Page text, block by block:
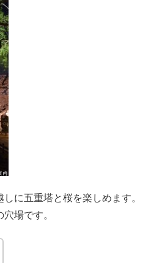
に五重塔と桜を楽しめます。
場です。